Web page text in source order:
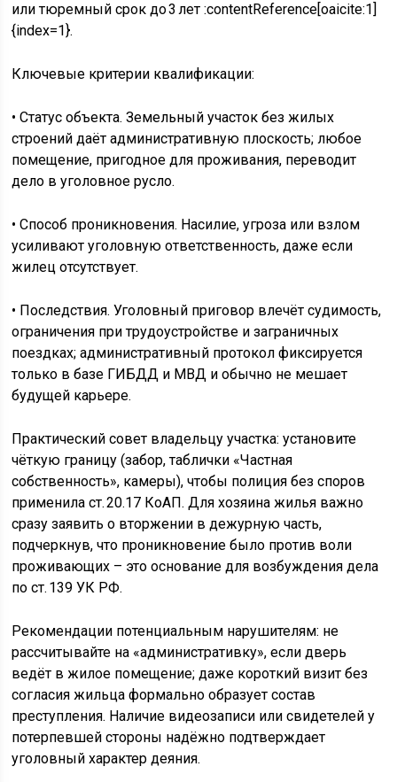
или тюремный срок до 3 лет :contentReference[oaicite:1]
{index=1}.
Ключевые критерии квалификации:
• Статус объекта. Земельный участок без жилых
строений даёт административную плоскость; любое
помещение, пригодное для проживания, переводит
дело в уголовное русло.
• Способ проникновения. Насилие, угроза или взлом
усиливают уголовную ответственность, даже если
жилец отсутствует.
• Последствия. Уголовный приговор влечёт судимость,
ограничения при трудоустройстве и заграничных
поездках; административный протокол фиксируется
только в базе ГИБДД и МВД и обычно не мешает
будущей карьере.
Практический совет владельцу участка: установите
чёткую границу (забор, таблички «Частная
собственность», камеры), чтобы полиция без споров
применила ст. 20.17 КоАП. Для хозяина жилья важно
сразу заявить о вторжении в дежурную часть,
подчеркнув, что проникновение было против воли
проживающих – это основание для возбуждения дела
по ст. 139 УК РФ.
Рекомендации потенциальным нарушителям: не
рассчитывайте на «административку», если дверь
ведёт в жилое помещение; даже короткий визит без
согласия жильца формально образует состав
преступления. Наличие видеозаписи или свидетелей у
потерпевшей стороны надёжно подтверждает
уголовный характер деяния.